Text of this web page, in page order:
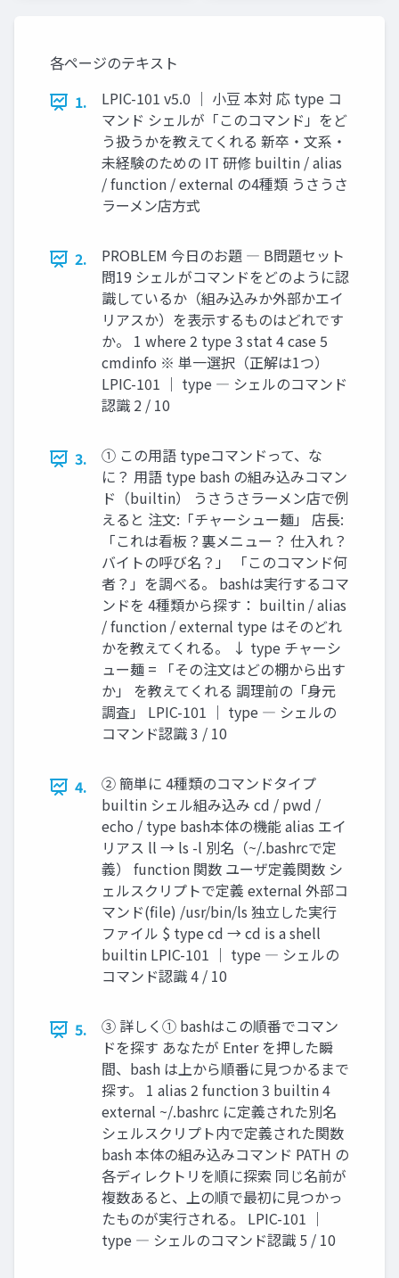
各ページのテキスト
1.
LPIC-101 v5.0 ｜ 小豆 本対 応 type コ
マンド シェルが「このコマンド」をど
う扱うかを教えてくれる 新卒・文系・
未経験のための IT 研修 builtin / alias
/ function / external の4種類 うさうさ
ラーメン店方式
2.
PROBLEM 今日のお題 ― B問題セット
問19 シェルがコマンドをどのように認
識しているか（組み込みか外部かエイ
リアスか）を表示するものはどれです
か。 1 where 2 type 3 stat 4 case 5
cmdinfo ※ 単一選択（正解は1つ）
LPIC-101 ｜ type ― シェルのコマンド
認識 2 / 10
3.
① この用語 typeコマンドって、な
に？ 用語 type bash の組み込みコマン
ド（builtin） うさうさラーメン店で例
えると 注文:「チャーシュー麺」 店長:
「これは看板？裏メニュー？ 仕入れ？
バイトの呼び名？」 「このコマンド何
者？」を調べる。 bashは実行するコマ
ンドを 4種類から探す： builtin / alias
/ function / external type はそのどれ
かを教えてくれる。 ↓ type チャーシ
ュー麺 = 「その注文はどの棚から出す
か」 を教えてくれる 調理前の「身元
調査」 LPIC-101 ｜ type ― シェルの
コマンド認識 3 / 10
4.
② 簡単に 4種類のコマンドタイプ
builtin シェル組み込み cd / pwd /
echo / type bash本体の機能 alias エイ
リアス ll → ls -l 別名（~/.bashrcで定
義） function 関数 ユーザ定義関数 シ
ェルスクリプトで定義 external 外部コ
マンド(file) /usr/bin/ls 独立した実行
ファイル $ type cd → cd is a shell
builtin LPIC-101 ｜ type ― シェルの
コマンド認識 4 / 10
5.
③ 詳しく① bashはこの順番でコマン
ドを探す あなたが Enter を押した瞬
間、bash は上から順番に見つかるまで
探す。 1 alias 2 function 3 builtin 4
external ~/.bashrc に定義された別名
シェルスクリプト内で定義された関数
bash 本体の組み込みコマンド PATH の
各ディレクトリを順に探索 同じ名前が
複数あると、上の順で最初に見つかっ
たものが実行される。 LPIC-101 ｜
type ― シェルのコマンド認識 5 / 10